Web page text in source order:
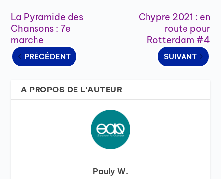
La Pyramide des
Chansons : 7e
marche
PRÉCÉDENT
Chypre 2021 : en
route pour
Rotterdam #4
SUIVANT
A PROPOS DE L'AUTEUR
Pauly W.